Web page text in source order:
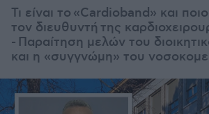
Τι είναι το «Cardioband» και
τον διευθυντή της
- Παραίτηση μελών του
και η «συγγνώμη» του